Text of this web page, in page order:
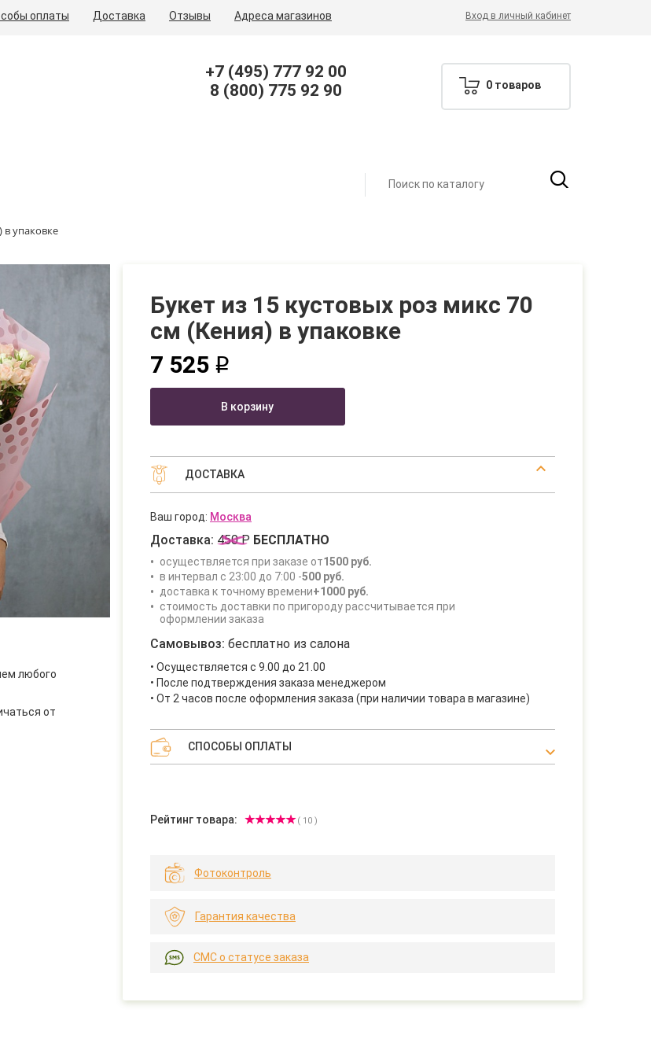
оплаты Доставка Отзывы Адреса магазинов Вход в личный кабинет
+7 (495) 777 92 00
8 (800) 775 92 90
0 товаров
в упаковке
любого
от
Букет из 15 кустовых роз микс 70
см (Кения) в упаковке
7 525 q
В корзину
ДОСТАВКА
Ваш город: Москва
Доставка: 450 Р БЕСПЛАТНО
осуществляется при заказе от1500 руб.
в интервал с 23:00 до 7:00 -500 руб.
доставка к точному времени+1000 руб.
стоимость доставки по пригороду рассчитывается при
оформлении заказа
Самовывоз: бесплатно из салона
• Осуществляется с 9.00 до 21.00
• После подтверждения заказа менеджером
• От 2 часов после оформления заказа (при наличии товара в магазине)
СПОСОБЫ ОПЛАТЫ
Рейтинг товара: ( 10 )
Фотоконтроль
Гарантия качества
СМС о статусе заказа